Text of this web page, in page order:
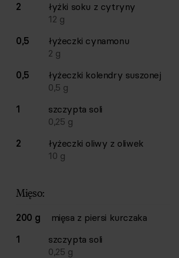
2
łyżki soku z cytryny
12 g
0,5
łyżeczki cynamonu
2 g
0,5
łyżeczki kolendry suszonej
0,5 g
1
szczypta soli
0,25 g
2
łyżeczki oliwy z oliwek
10 g
Mięso:
200 g
mięsa z piersi kurczaka
1
szczypta soli
0,25 g